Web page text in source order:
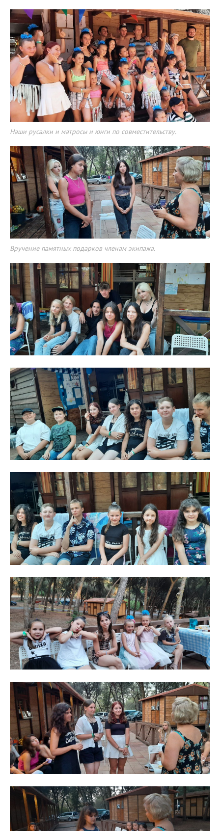
Наши русалки и матросы и юнги по совместительству.
Вручение памятных подарков членам экипажа.